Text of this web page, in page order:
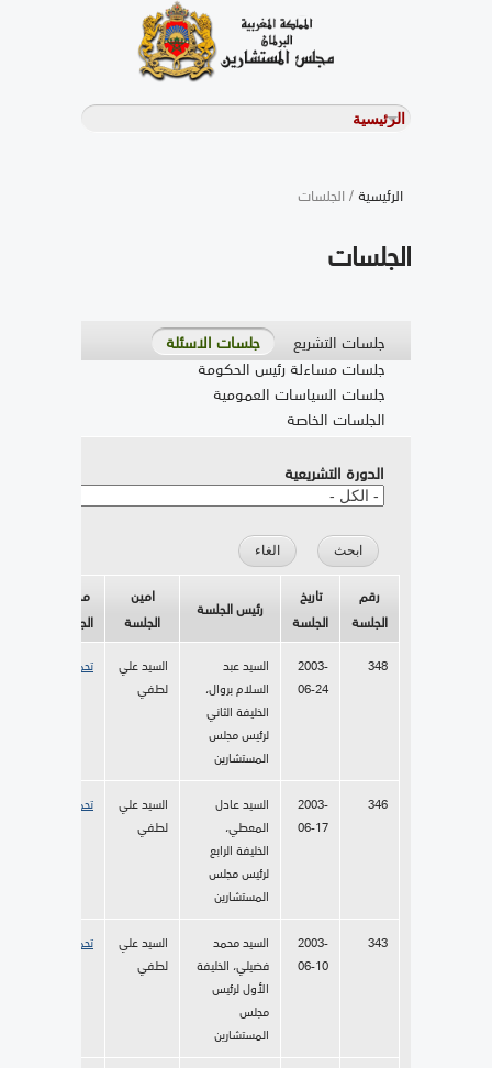
الرئيسية/ الجلسات
الجلسات
جلسات التشريع
جلسات الاسئلة
جلسات مساءلة رئيس الحكومة
جلسات السياسات العمومية
الجلسات الخاصة
الدورة التشريعية
رقم
الجلسة
تاريخ
الجلسة
رئيس الجلسة
امين
الجلسة
محضر
الجلسة
348
2003-
06-24
السيد عبد
السلام بروال،
الخليفة الثاني
لرئيس مجلس
المستشارين
السيد علي
لطفي
تحميل
346
2003-
06-17
السيد عادل
المعطي،
الخليفة الرابع
لرئيس مجلس
المستشارين
السيد علي
لطفي
تحميل
343
2003-
06-10
السيد محمد
فضيلي، الخليفة
الأول لرئيس
مجلس
المستشارين
السيد علي
لطفي
تحميل